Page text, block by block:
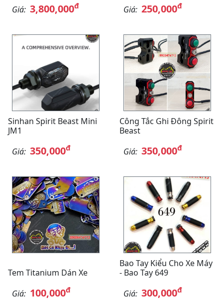
Giá: 3,800,000đ
Giá: 250,000đ
Sinhan Spirit Beast Mini
JM1
Giá: 350,000đ
Công Tắc Ghi Đông Spirit
Beast
Giá: 350,000đ
Tem Titanium Dán Xe
Giá: 100,000đ
Bao Tay Kiểu Cho Xe Máy
- Bao Tay 649
Giá: 300,000đ